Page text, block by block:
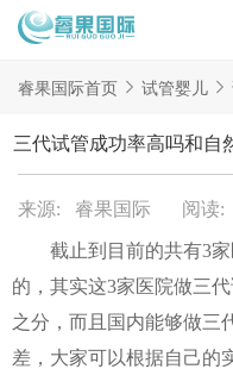
首页
试管项目
试管百科
试管医院
睿果国际
睿果国际首页 试管婴儿
三代试管成功率高吗和自
来源: 睿果国际 阅读:
截止到目前的共有3家
的，其实这3家医院做三
之分，而且国内能够做三
差，大家可以根据自己的